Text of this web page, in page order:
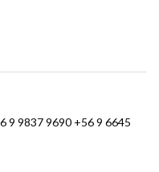
9 9837 9690 +56 9 6645